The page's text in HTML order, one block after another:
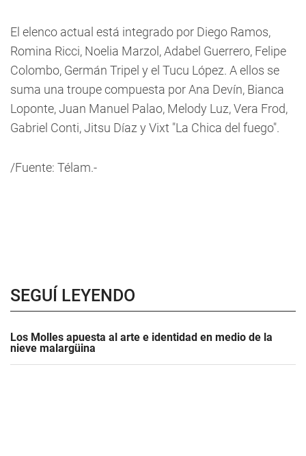
El elenco actual está integrado por Diego Ramos,
Romina Ricci, Noelia Marzol, Adabel Guerrero, Felipe
Colombo, Germán Tripel y el Tucu López. A ellos se
suma una troupe compuesta por Ana Devín, Bianca
Loponte, Juan Manuel Palao, Melody Luz, Vera Frod,
Gabriel Conti, Jitsu Díaz y Vixt "La Chica del fuego".
/Fuente: Télam.-
SEGUÍ LEYENDO
Los Molles apuesta al arte e identidad en medio de la
nieve malargüina